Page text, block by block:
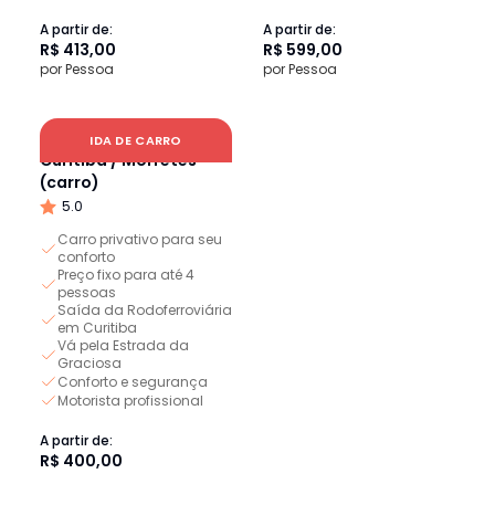
A partir de:
R$ 413,00
por Pessoa
A partir de:
R$ 599,00
por Pessoa
IDA DE CARRO
Transfer privativo
Curitiba / Morretes
(carro)
5.0
Carro privativo para seu
conforto
Preço fixo para até 4
pessoas
Saída da Rodoferroviária
em Curitiba
Vá pela Estrada da
Graciosa
Conforto e segurança
Motorista profissional
A partir de:
R$ 400,00